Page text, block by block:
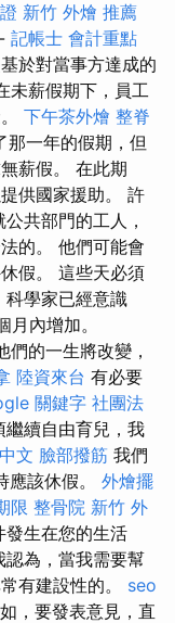
新竹 外燴 推薦
- 記帳士 會計重點
於對當事方達成的
未薪假期下，員工
下午茶外燴 整脊
那一年的假期，但
薪假。 在此期
供國家援助。 許
共部門的工人，
的。 他們可能會
假。 這些天必須
科學家已經意識
內增加。
們的一生將改變，
陸資來台 有必要
關鍵字 社團法
續自由育兒，我
文 臉部撥筋 我們
該休假。 外燴擺
限 整骨院 新竹 外
發生在您的生活
為，當我需要幫
有建設性的。 seo
，要發表意見，直